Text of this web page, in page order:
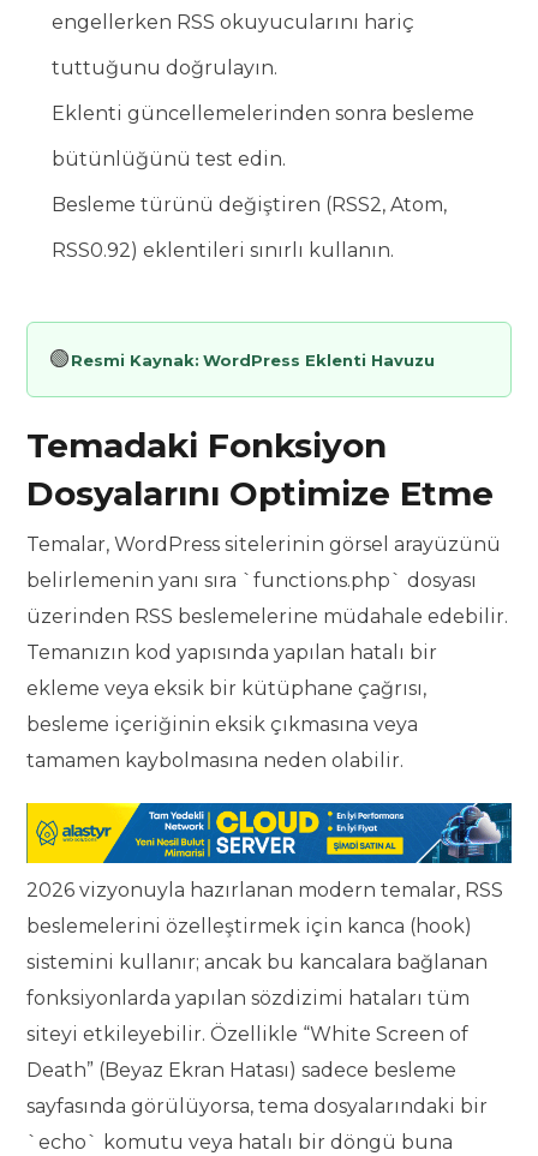
engellerken RSS okuyucularını hariç
tuttuğunu doğrulayın.
Eklenti güncellemelerinden sonra besleme
bütünlüğünü test edin.
Besleme türünü değiştiren (RSS2, Atom,
RSS0.92) eklentileri sınırlı kullanın.
🟢Resmi Kaynak: WordPress Eklenti Havuzu
Temadaki Fonksiyon
Dosyalarını Optimize Etme
Temalar, WordPress sitelerinin görsel arayüzünü
belirlemenin yanı sıra `functions.php` dosyası
üzerinden RSS beslemelerine müdahale edebilir.
Temanızın kod yapısında yapılan hatalı bir
ekleme veya eksik bir kütüphane çağrısı,
besleme içeriğinin eksik çıkmasına veya
tamamen kaybolmasına neden olabilir.
2026 vizyonuyla hazırlanan modern temalar, RSS
beslemelerini özelleştirmek için kanca (hook)
sistemini kullanır; ancak bu kancalara bağlanan
fonksiyonlarda yapılan sözdizimi hataları tüm
siteyi etkileyebilir. Özellikle “White Screen of
Death” (Beyaz Ekran Hatası) sadece besleme
sayfasında görülüyorsa, tema dosyalarındaki bir
`echo` komutu veya hatalı bir döngü buna